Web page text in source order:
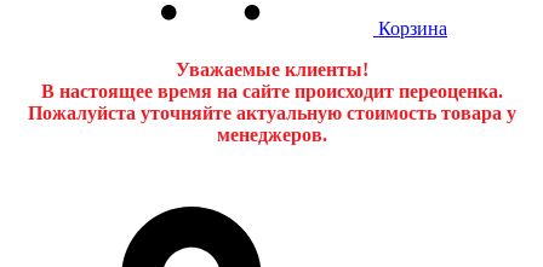
Корзина
Уважаемые клиенты!
В настоящее время на сайте происходит переоценка.
Пожалуйста уточняйте актуальную стоимость товара у
менеджеров.